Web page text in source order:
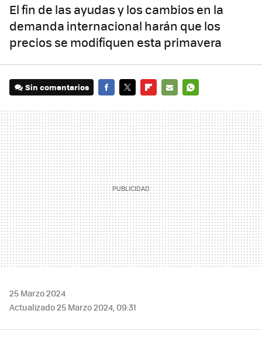
El fin de las ayudas y los cambios en la
demanda internacional harán que los
precios se modifiquen esta primavera
Sin comentarios
MAIL
25 Marzo 2024
Actualizado 25 Marzo 2024, 09:31